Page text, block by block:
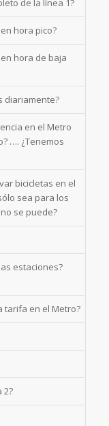
de la línea 1?
hora pico?
hora de baja
diariamente?
en el Metro
…. ¿Tenemos
bicicletas en el
sea para los
se puede?
estaciones?
tarifa en el Metro?
2?